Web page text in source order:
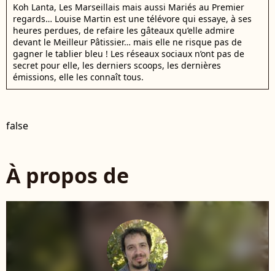
Koh Lanta, Les Marseillais mais aussi Mariés au Premier
regards… Louise Martin est une télévore qui essaye, à ses
heures perdues, de refaire les gâteaux qu’elle admire
devant le Meilleur Pâtissier… mais elle ne risque pas de
gagner le tablier bleu ! Les réseaux sociaux n’ont pas de
secret pour elle, les derniers scoops, les dernières
émissions, elle les connaît tous.
false
À propos de